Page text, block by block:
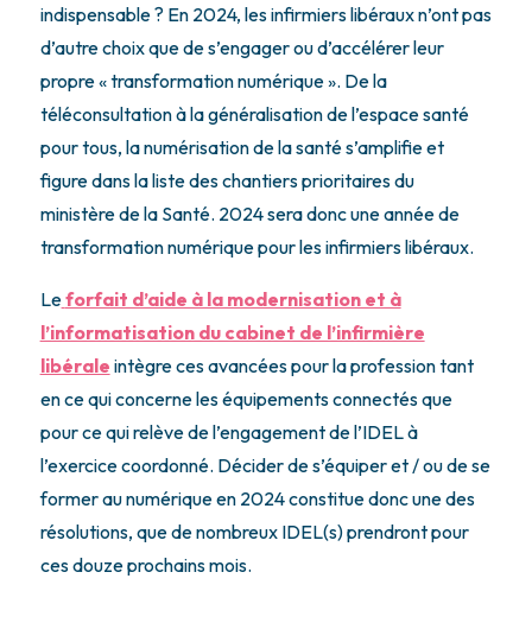
indispensable ? En 2024, les infirmiers libéraux n’ont pas
d’autre choix que de s’engager ou d’accélérer leur
propre « transformation numérique ». De la
téléconsultation à la généralisation de l’espace santé
pour tous, la numérisation de la santé s’amplifie et
figure dans la liste des chantiers prioritaires du
ministère de la Santé. 2024 sera donc une année de
transformation numérique pour les infirmiers libéraux.
Leforfait d’aide à la modernisation et à
l’informatisation du cabinet de l’infirmière
libérale intègre ces avancées pour la profession tant
en ce qui concerne les équipements connectés que
pour ce qui relève de l’engagement de l’IDEL à
l’exercice coordonné. Décider de s’équiper et / ou de se
former au numérique en 2024 constitue donc une des
résolutions, que de nombreux IDEL(s) prendront pour
ces douze prochains mois.